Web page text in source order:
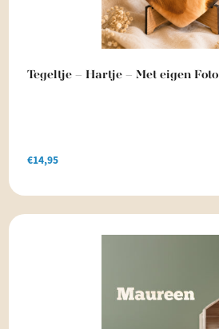
Tegeltje – Hartje – Met eigen Foto
€14,95